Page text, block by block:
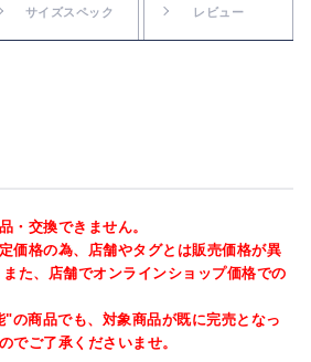
サイズスペック レビュー
・交換できません。
価格の為、店舗やタグとは販売価格が異
た、店舗でオンラインショップ価格での
の商品でも、対象商品が既に完売となっ
でご了承くださいませ。